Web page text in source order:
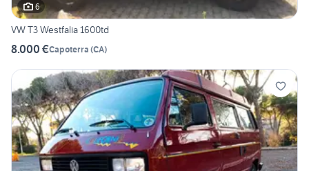
6
VW T3 Westfalia 1600td
8.000 €Capoterra (CA)